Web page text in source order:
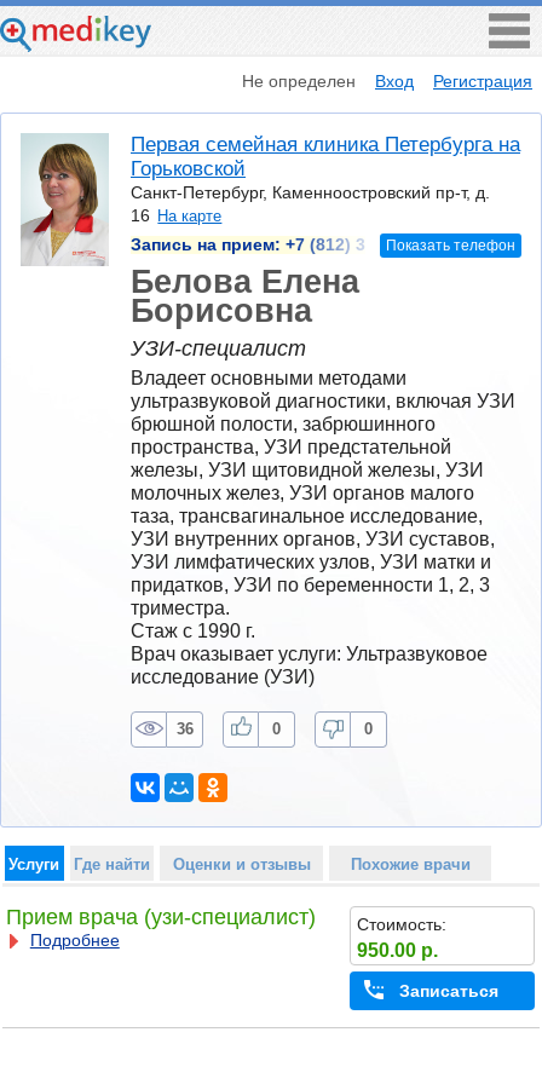
Не определен Вход Регистрация
Первая семейная клиника Петербурга на
Горьковской
Санкт-Петербург, Каменноостровский пр-т, д.
16 На карте
Запись на прием: +7 (812) 3 Показать телефон
Белова Елена
Борисовна
УЗИ-специалист
Владеет основными методами
ультразвуковой диагностики, включая УЗИ
брюшной полости, забрюшинного
пространства, УЗИ предстательной
железы, УЗИ щитовидной железы, УЗИ
молочных желез, УЗИ органов малого
таза, трансвагинальное исследование,
УЗИ внутренних органов, УЗИ суставов,
УЗИ лимфатических узлов, УЗИ матки и
придатков, УЗИ по беременности 1, 2, 3
триместра.
Стаж с 1990 г.
Врач оказывает услуги: Ультразвуковое
исследование (УЗИ)
36 0 0
Услуги Где найти Оценки и отзывы Похожие врачи
Прием врача (узи-специалист)
Подробнее
Стоимость:
950.00 р.
Записаться